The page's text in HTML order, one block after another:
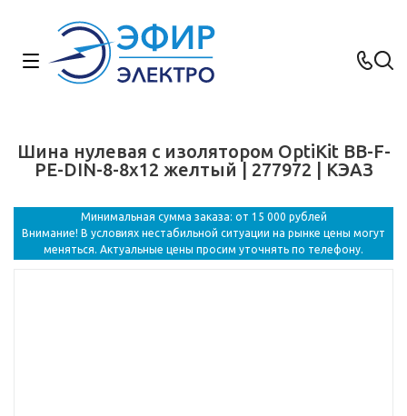
Шина нулевая с изолятором OptiKit BB-F-
PE-DIN-8-8х12 желтый | 277972 | КЭАЗ
Минимальная сумма заказа: от 15 000 рублей
Внимание! В условиях нестабильной ситуации на рынке цены могут
меняться. Актуальные цены просим уточнять по телефону.